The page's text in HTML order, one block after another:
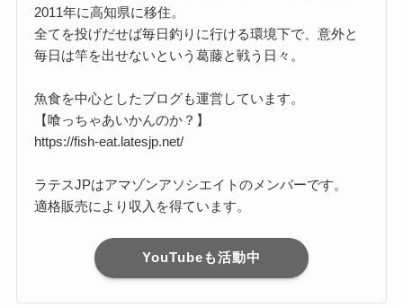
2011年に高知県に移住。
全てを投げだせば毎日釣りに行ける環境下で、意外と
毎日は竿を出せないという葛藤と戦う日々。
魚食を中心としたブログも運営しています。
【喰っちゃあいかんのか？】
https://fish-eat.latesjp.net/
ラテスJPはアマゾンアソシエイトのメンバーです。
適格販売により収入を得ています。
YouTubeも活動中